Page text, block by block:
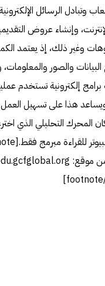
وتبادل الرسائل
وإنشاء عروض
وغير ذلك، إذ يعتمد
والصور
برامج إلكترونية تستخدم
هذا على تسهيل العمل
المحرك التحليلي الذي